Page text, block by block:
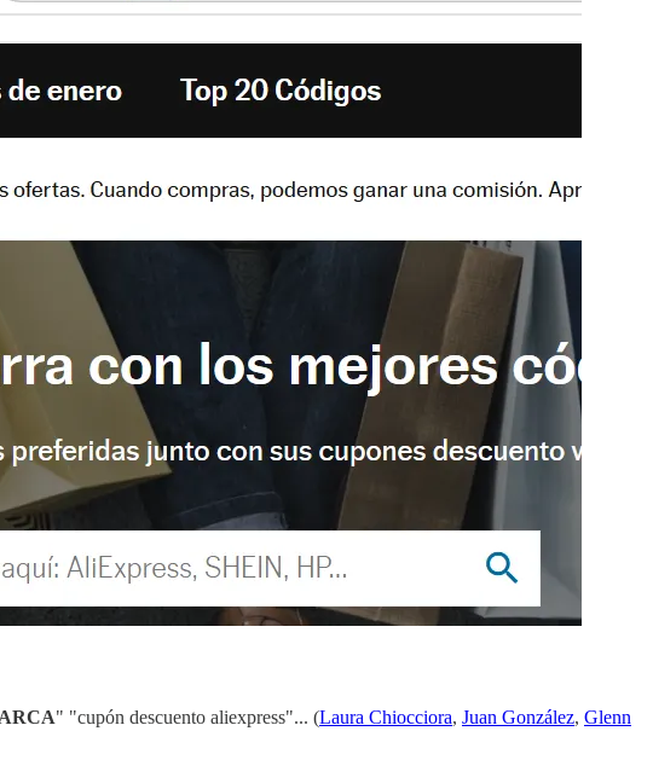
" "cupón descuento aliexpress"... (Laura Chiocciora, Juan González, Glenn